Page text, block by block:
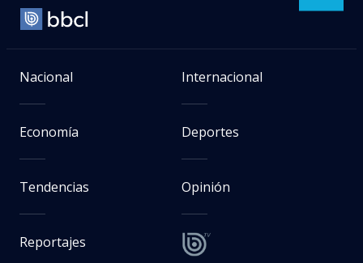
Nacional Internacional
Economía Deportes
Tendencias Opinión
Reportajes